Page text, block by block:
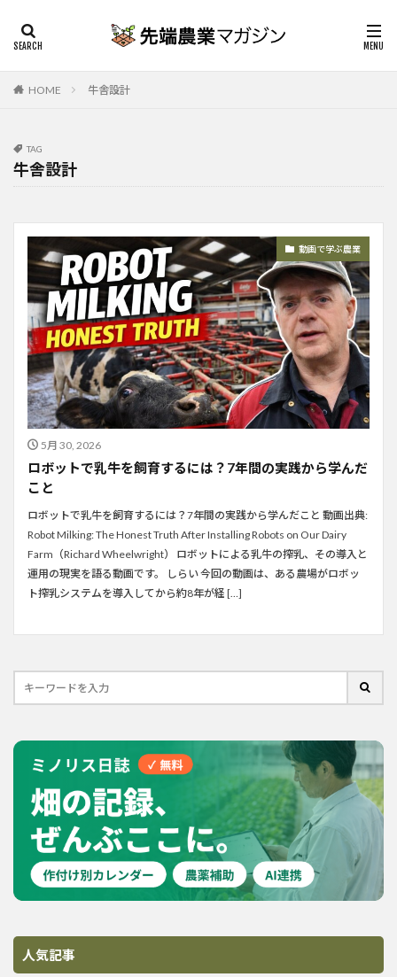
HOME 牛舎設計
TAG
牛舎設計
動画で学ぶ農業
5月 30, 2026
ロボットで乳牛を飼育するには？7年間の実践から学んだ
こと
ロボットで乳牛を飼育するには？7年間の実践から学んだこと 動画出典:
Robot Milking: The Honest Truth After Installing Robots on Our Dairy
Farm（Richard Wheelwright） ロボットによる乳牛の搾乳、その導入と
運用の現実を語る動画です。 しらい 今回の動画は、ある農場がロボッ
ト搾乳システムを導入してから約8年が経 […]
人気記事